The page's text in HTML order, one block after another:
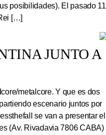
posibilidades). El pasado 11
[…]
JUNTO A
metalcore. Y que es dos
escenario juntos por
se van a presentar el
(Av. Rivadavia 7806 CABA)